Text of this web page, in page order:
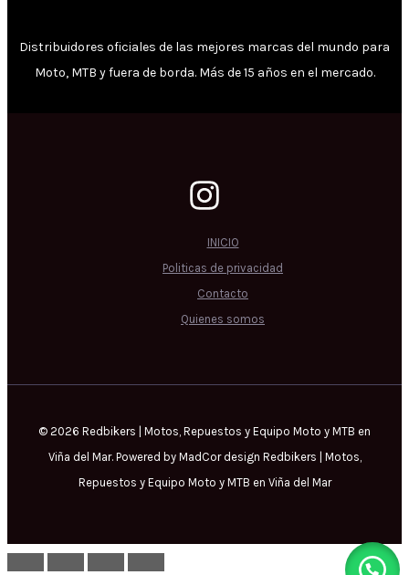
Distribuidores oficiales de las mejores marcas del mundo para
Moto, MTB y fuera de borda. Más de 15 años en el mercado.
INICIO
Politicas de privacidad
Contacto
Quienes somos
© 2026 Redbikers | Motos, Repuestos y Equipo Moto y MTB en
Viña del Mar. Powered by MadCor design Redbikers | Motos,
Repuestos y Equipo Moto y MTB en Viña del Mar